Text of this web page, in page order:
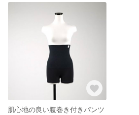
肌心地の良い腹巻き付きパンツ